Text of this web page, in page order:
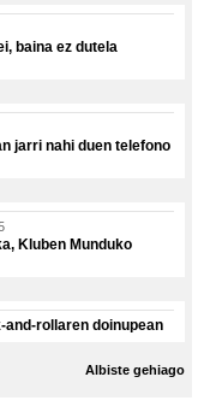
baina ez dutela
jarri nahi duen telefono
Kluben Munduko
rollaren doinupean
Albiste gehiago